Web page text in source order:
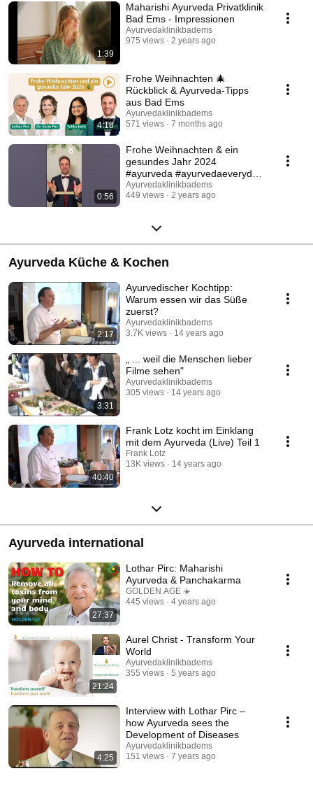
Grand Hotel in gebührendem Rahmen gefeiert wurde.
1:39
Maharishi Ayurveda Privatklinik
Bad Ems - Impressionen
Ayurvedaklinikbadems
975 views
2 years ago
4:18
Frohe Weihnachten 🎄
Rückblick & Ayurveda-Tipps
aus Bad Ems
Ayurvedaklinikbadems
571 views
7 months ago
0:56
Frohe Weihnachten & ein
gesundes Jahr 2024
#ayurveda #ayurvedaeveryday
#ayurvedafood
Ayurvedaklinikbadems
449 views
2 years ago
Ayurveda Küche & Kochen
2:17
Ayurvedischer Kochtipp:
Warum essen wir das Süße
zuerst?
Ayurvedaklinikbadems
3.7K views
14 years ago
3:31
„ ... weil die Menschen lieber
Filme sehen"
Ayurvedaklinikbadems
305 views
14 years ago
40:40
Frank Lotz kocht im Einklang
mit dem Ayurveda (Live) Teil 1
Frank Lotz
13K views
14 years ago
Ayurveda international
27:37
Lothar Pirc: Maharishi
Ayurveda & Panchakarma
GOLDEN AGE ☀️
445 views
4 years ago
21:24
Aurel Christ - Transform Your
World
Ayurvedaklinikbadems
355 views
5 years ago
4:25
Interview with Lothar Pirc –
how Ayurveda sees the
Development of Diseases
Ayurvedaklinikbadems
151 views
7 years ago